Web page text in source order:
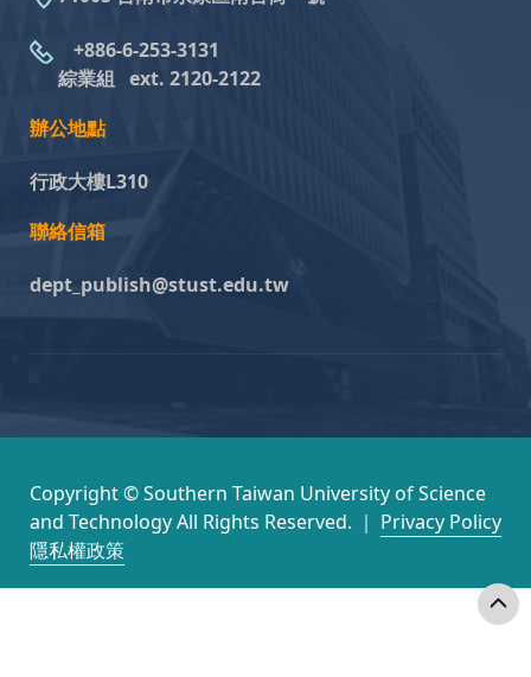
+886-6-253-3131
綜業組 ext. 2120-2122
辦公地點
行政大樓L310
聯絡信箱
dept_publish@stust.edu.tw
Copyright © Southern Taiwan University of Science
and Technology All Rights Reserved. ｜ Privacy Policy
隱私權政策